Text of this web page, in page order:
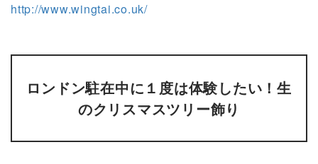
http://www.wingtai.co.uk/
ロンドン駐在中に１度は体験したい！生
のクリスマスツリー飾り